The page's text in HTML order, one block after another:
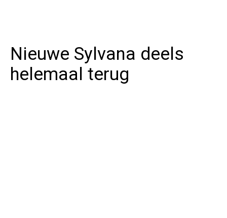
Nieuwe Sylvana deels
helemaal terug